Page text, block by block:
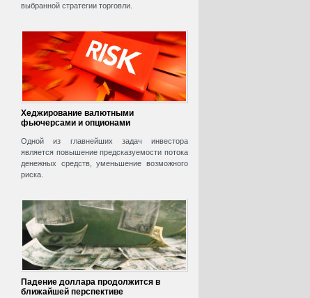
выбранной стратегии торговли.
Хеджирование валютными
фьючерсами и опционами
Одной из главнейших задач инвестора
является повышение предсказуемости потока
денежных средств, уменьшение возможного
риска.
Падение доллара продолжится в
ближайшей перспективе